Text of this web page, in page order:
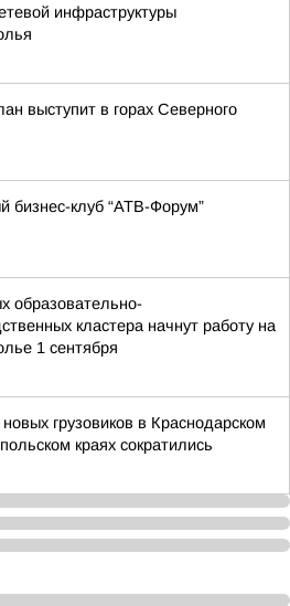
инфраструктуры
выступит в горах Северного
бизнес-клуб “АТВ-Форум”
образовательно-
кластера начнут работу на
1 сентября
грузовиков в Краснодарском
краях сократились